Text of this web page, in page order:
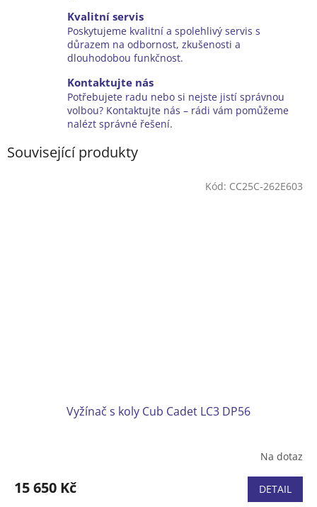
Kvalitní servis
Poskytujeme kvalitní a spolehlivý servis s
důrazem na odbornost, zkušenosti a
dlouhodobou funkčnost.
Kontaktujte nás
Potřebujete radu nebo si nejste jistí správnou
volbou? Kontaktujte nás – rádi vám pomůžeme
nalézt správné řešení.
Související produkty
Vyžínač s koly Cub Cadet LC3 DP56
Na dotaz
15 650 Kč DETAIL
Kód: CC25C-262E603